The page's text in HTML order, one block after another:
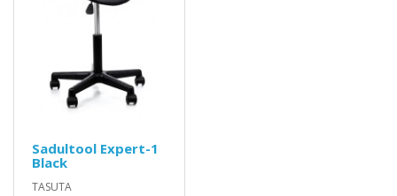
Sadultool Expert-1
Black
TASUTA